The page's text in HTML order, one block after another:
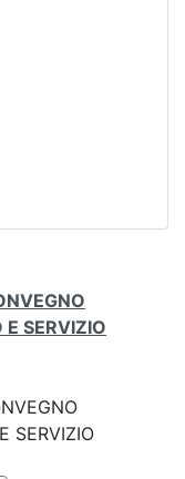
SERVIZIO
SERVIZIO